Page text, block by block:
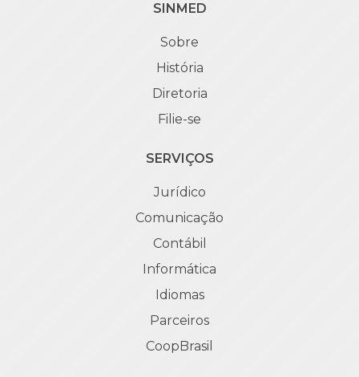
SINMED
Sobre
História
Diretoria
Filie-se
SERVIÇOS
Jurídico
Comunicação
Contábil
Informática
Idiomas
Parceiros
CoopBrasil